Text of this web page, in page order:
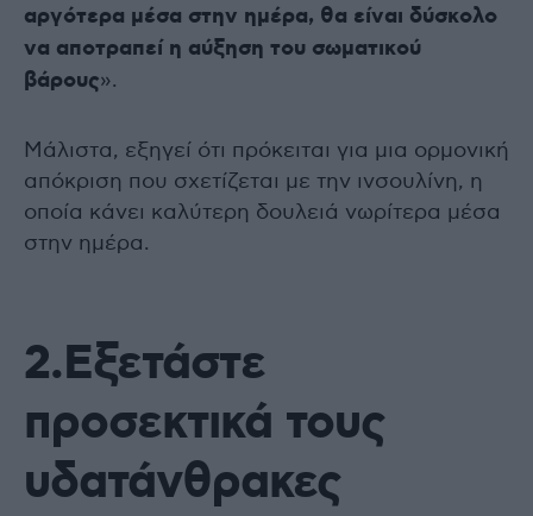
αργότερα μέσα στην ημέρα, θα είναι δύσκολο
να αποτραπεί η αύξηση του σωματικού
βάρους».
Μάλιστα, εξηγεί ότι πρόκειται για μια ορμονική
απόκριση που σχετίζεται με την ινσουλίνη, η
οποία κάνει καλύτερη δουλειά νωρίτερα μέσα
στην ημέρα.
2.Εξετάστε
προσεκτικά τους
υδατάνθρακες